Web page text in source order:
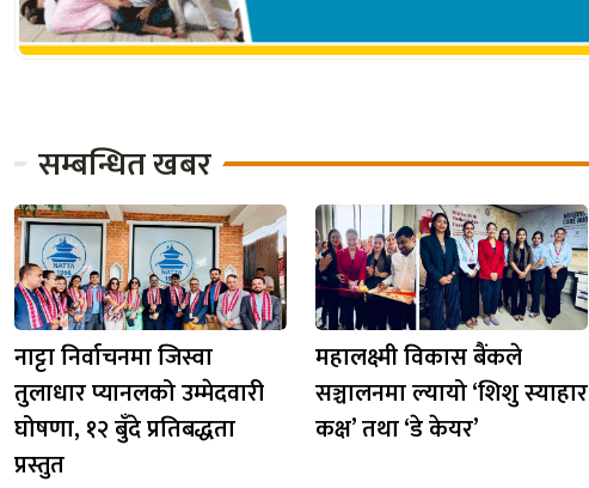
सम्बन्धित खबर
नाट्टा निर्वाचनमा जिस्वा
तुलाधार प्यानलको उम्मेदवारी
घोषणा, १२ बुँदे प्रतिबद्धता
प्रस्तुत
महालक्ष्मी विकास बैंकले
सञ्चालनमा ल्यायो ‘शिशु स्याहार
कक्ष’ तथा ‘डे केयर’